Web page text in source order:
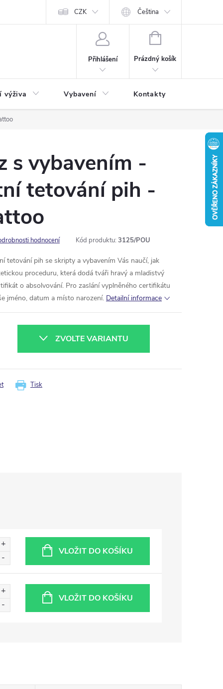
CZK Čeština
Přihlášení
NÁKUPNÍ
Prázdný košík
výživa Vybavení Kontakty
s vybavením -
tetování pih -
hodnocení Kód produktu: 3125/POU
tetování pih se skripty a vybavením Vás naučí, jak
proceduru, která dodá tváři hravý a mladistvý
o absolvování. Pro zaslání vyplněného certifikátu
jméno, datum a místo narození. Detailní informace
ZVOLTE VARIANTU
Tisk
VLOŽIT DO KOŠÍKU
VLOŽIT DO KOŠÍKU